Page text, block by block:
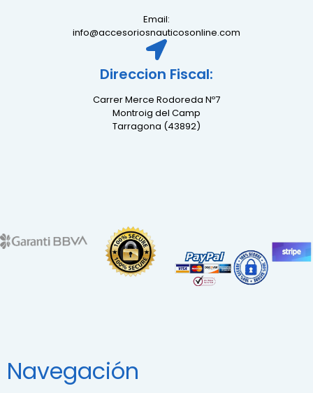
Email:
info@accesoriosnauticosonline.com
Direccion Fiscal:
Carrer Merce Rodoreda Nº7
Montroig del Camp
Tarragona (43892)
Navegación